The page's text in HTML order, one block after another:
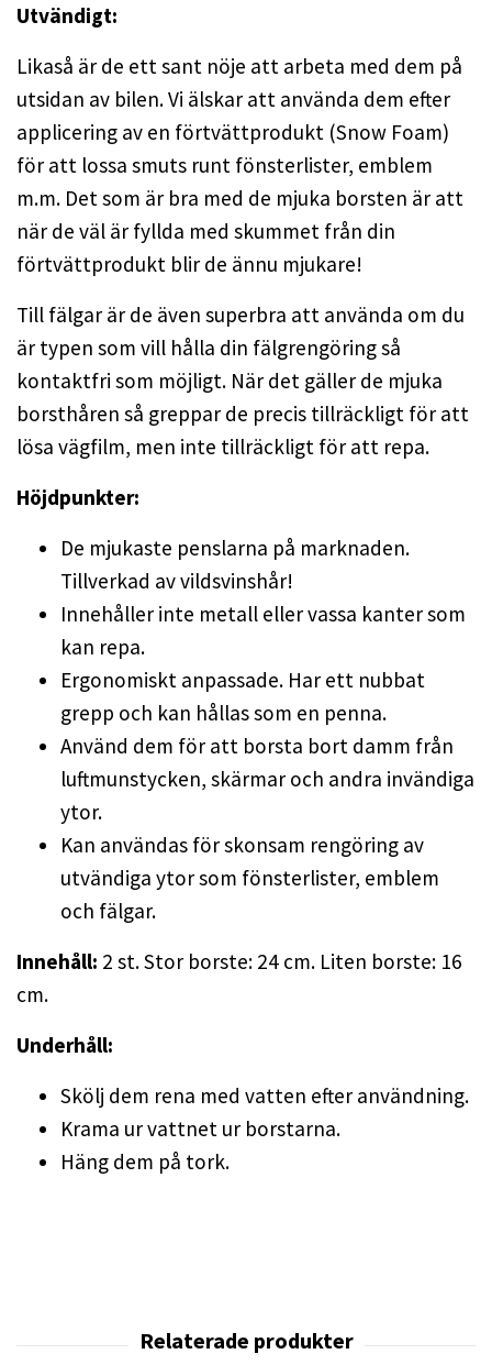
Utvändigt:
Likaså är de ett sant nöje att arbeta med dem på
utsidan av bilen. Vi älskar att använda dem efter
applicering av en förtvättprodukt (Snow Foam)
för att lossa smuts runt fönsterlister, emblem
m.m. Det som är bra med de mjuka borsten är att
när de väl är fyllda med skummet från din
förtvättprodukt blir de ännu mjukare!
Till fälgar är de även superbra att använda om du
är typen som vill hålla din fälgrengöring så
kontaktfri som möjligt. När det gäller de mjuka
borsthåren så greppar de precis tillräckligt för att
lösa vägfilm, men inte tillräckligt för att repa.
Höjdpunkter:
De mjukaste penslarna på marknaden.
Tillverkad av vildsvinshår!
Innehåller inte metall eller vassa kanter som
kan repa.
Ergonomiskt anpassade. Har ett nubbat
grepp och kan hållas som en penna.
Använd dem för att borsta bort damm från
luftmunstycken, skärmar och andra invändiga
ytor.
Kan användas för skonsam rengöring av
utvändiga ytor som fönsterlister, emblem
och fälgar.
Innehåll: 2 st. Stor borste: 24 cm. Liten borste: 16
cm.
Underhåll:
Skölj dem rena med vatten efter användning.
Krama ur vattnet ur borstarna.
Häng dem på tork.